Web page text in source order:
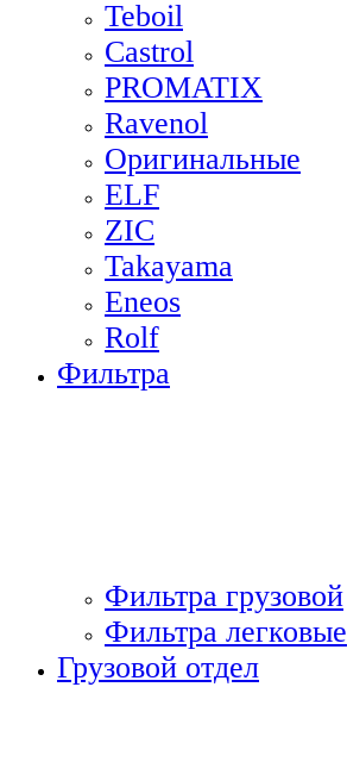
Teboil
Castrol
PROMATIX
Ravenol
Оригинальные
ELF
ZIC
Takayama
Eneos
Rolf
Фильтра
Фильтра грузовой
Фильтра легковые
Грузовой отдел